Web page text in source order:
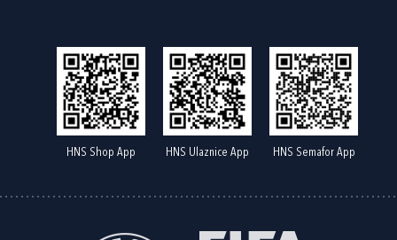
HNS Shop App HNS Ulaznice App HNS Semafor App